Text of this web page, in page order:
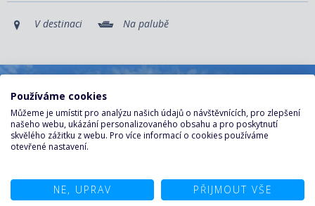
V destinaci Na palubě
Používáme cookies
Můžeme je umístit pro analýzu našich údajů o návštěvnících, pro zlepšení
našeho webu, ukázání personalizovaného obsahu a pro poskytnutí
skvělého zážitku z webu. Pro více informací o cookies používáme
otevřené nastavení.
NE, UPRAV PŘIJMOUT VŠE